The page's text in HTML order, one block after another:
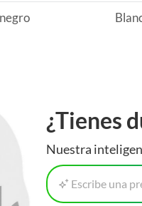
¿Tienes
Nuestra
Escribe una